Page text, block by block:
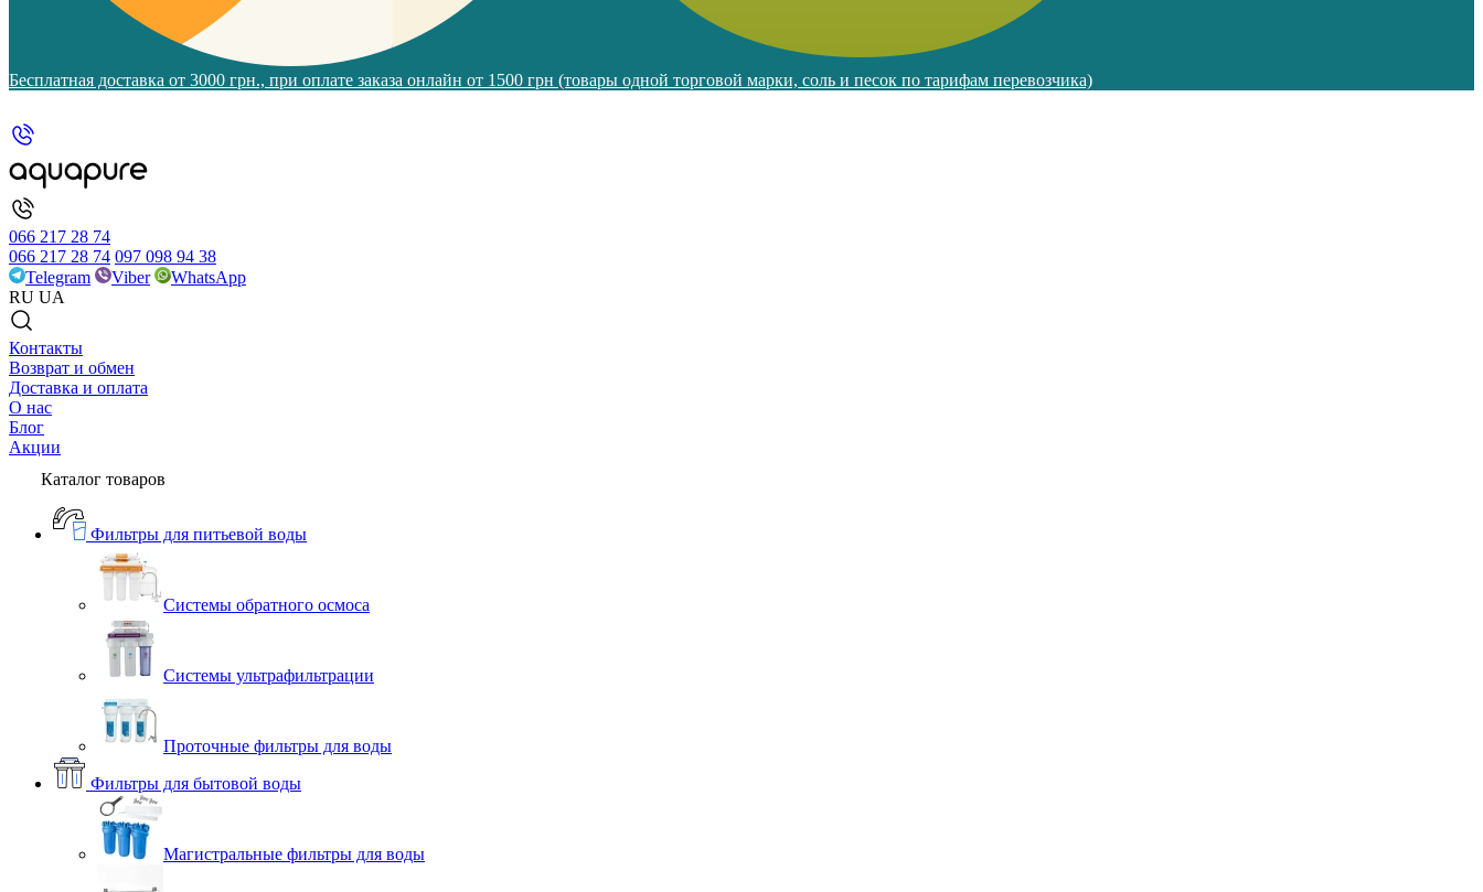
Бесплатная доставка от 3000 грн., при оплате заказа онлайн от 1500 грн (товары одной торговой марки, соль и песок по тарифам перевозчика)
066 217 28 74
066 217 28 74 097 098 94 38
Telegram
Viber
WhatsApp
RU UA
Контакты
Возврат и обмен
Доставка и оплата
О нас
Блог
Акции
Каталог товаров
Фильтры для питьевой воды
Системы обратного осмоса
Системы ультрафильтрации
Проточные фильтры для воды
Фильтры для бытовой воды
Магистральные фильтры для воды